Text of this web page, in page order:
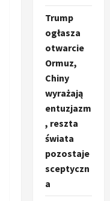
Trump
ogłasza
otwarcie
Ormuz,
Chiny
wyrażają
entuzjazm
, reszta
świata
pozostaje
sceptyczn
a